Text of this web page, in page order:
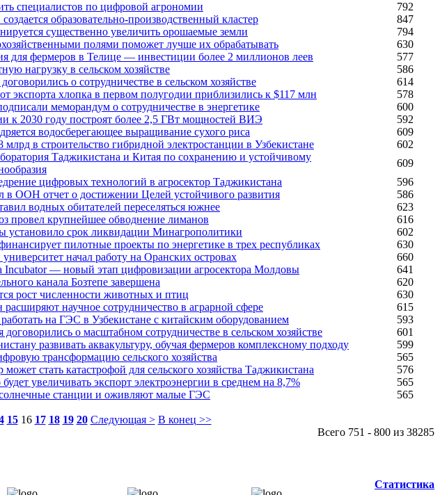
специалистов по цифровой агрономии
792
образовательно-производственный кластер
847
существенно увеличить орошаемые земли
794
полями поможет лучше их обрабатывать
630
для фермеров в Телице — инвестиции более 2 миллионов леев
577
нагрузку в сельском хозяйстве
586
о сотрудничестве в сельском хозяйстве
614
экспорта хлопка в первом полугодии приблизились к $117 млн
578
меморандум о сотрудничестве в энергетике
600
к 2030 году построят более 2,5 ГВт мощностей ВИЭ
592
водосберегающее выращивание сухого риса
609
млрд в строительство гибридной электростанции в Узбекистане
602
Таджикистана и Китая по сохранению и устойчивому
609
цифровых технологий в агросектор Таджикистана
596
в ООН отчет о достижении Целей устойчивого развития
586
водных обитателей переселяться южнее
623
провел крупнейшее обводнение лиманов
616
установило срок ликвидации Минагрополитики
602
пилотные проекты по энергетике в трех республиках
630
начал работу на Оранских островах
660
Incubator — новый этап цифровизации агросектора Молдовы
641
канала Бозтепе завершена
620
рост численности животных и птиц
630
расширяют научное сотрудничество в аграрной сфере
615
на ГЭС в Узбекистане с китайским оборудованием
593
о масштабном сотрудничестве в сельском хозяйстве
601
развивать аквакультуру, обучая фермеров комплексному подходу
599
трансформацию сельского хозяйства
565
стать катастрофой для сельского хозяйства Таджикистана
576
увеличивать экспорт электроэнергии в среднем на 8,7%
565
станции и оживляют малые ГЭС 565
15 16 17 18 19 20 Следующая > В конец >>
Всего 751 - 800 из 38285
Статистика